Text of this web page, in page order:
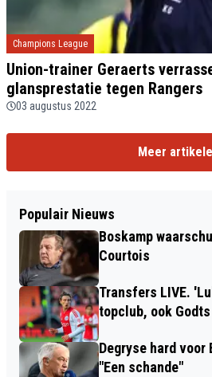
Champions League
Union-trainer Geraerts
glansprestatie tegen Rangers
03 augustus 2022
Meer
Populair Nieuws
Boskamp
Courtois
Transfers LIVE.
topclub, ook
Degryse hard
"Een schande"